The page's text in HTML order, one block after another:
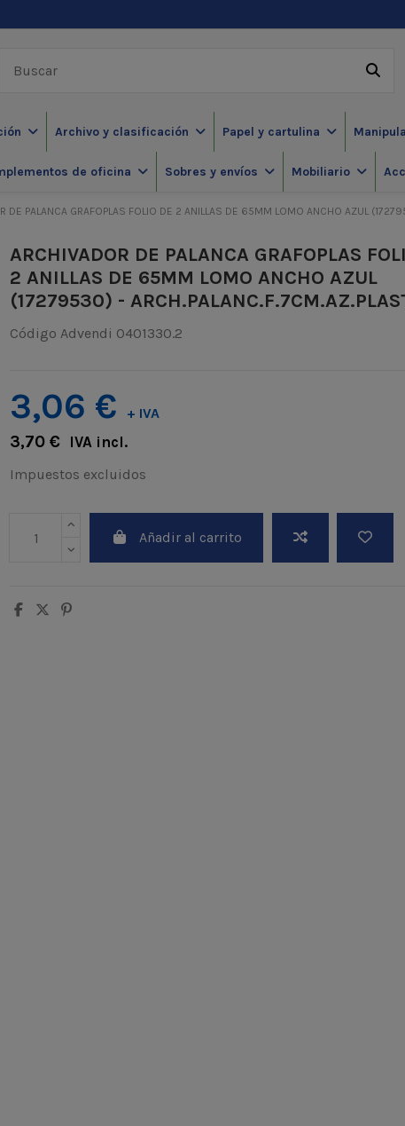
Archivo y clasificación Papel y cartulina
de oficina Sobres y envíos Mobiliario
DE PALANCA GRAFOPLAS FOLIO DE 2 ANILLAS DE 65MM LOMO ANCHO AZUL
ARCHIVADOR DE PALANCA GRAFOPLAS
2 ANILLAS DE 65MM LOMO ANCHO AZUL
(17279530) -
Código Advendi 0401330.2
3,06 € + IVA
3,70 € IVA incl.
Impuestos excluidos
Añadir al carrito